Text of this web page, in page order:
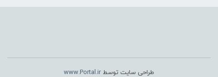
طراحی سایت توسط www.Portal.ir